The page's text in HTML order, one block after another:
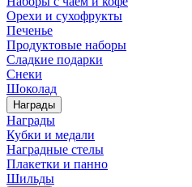
Орехи и сухофрукты
Печенье
Продуктовые наборы
Сладкие подарки
Снеки
Шоколад
Награды
Награды
Кубки и медали
Наградные стелы
Плакетки и панно
Шильды